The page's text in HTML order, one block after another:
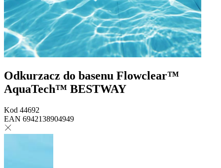
Odkurzacz do basenu Flowclear™
AquaTech™ BESTWAY
Kod 44692
EAN 6942138904949